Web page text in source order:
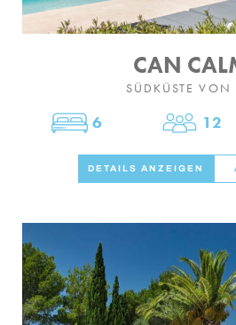
CAN
SÜDKÜSTE VON
Schlafzimmer
6 Personen
12
DETAILS ANZEIGEN